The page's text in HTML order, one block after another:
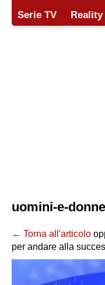
Serie TV
Reality
uomini-e-
← Torna all'articolo
per andare alla